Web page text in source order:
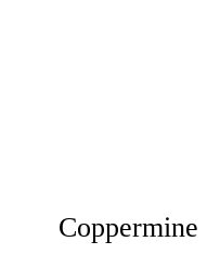
Coppermine